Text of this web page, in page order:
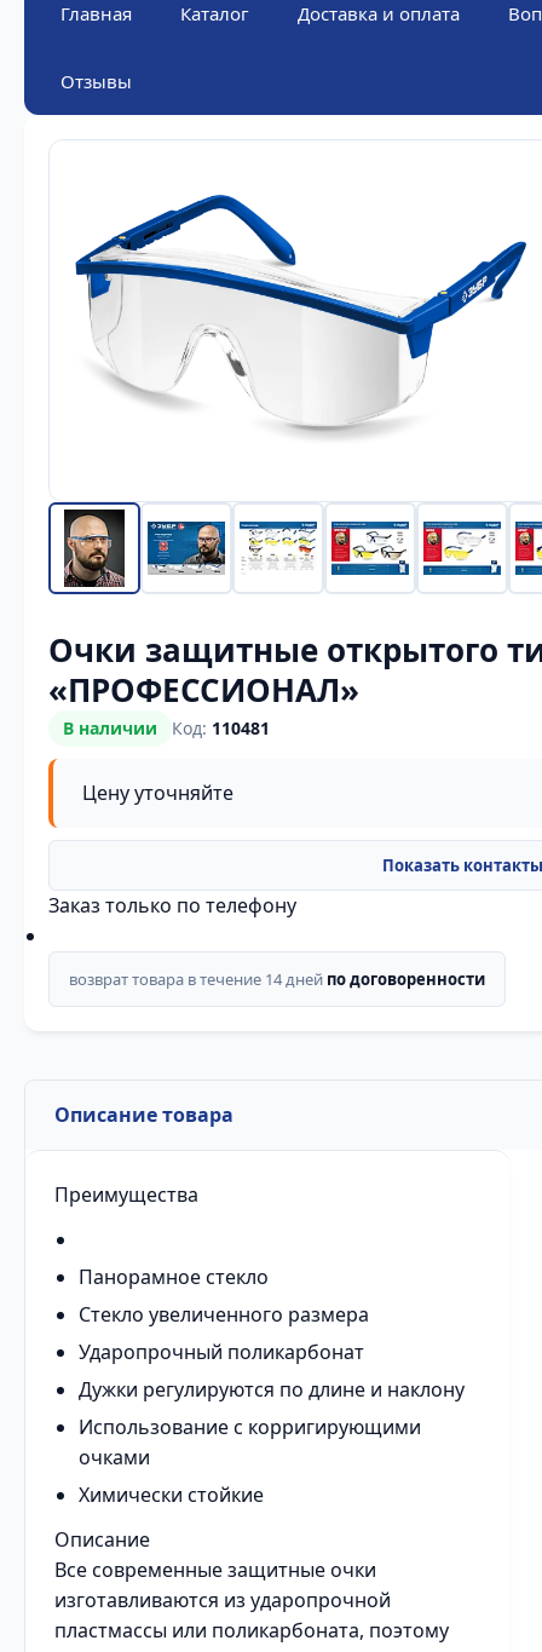
Главная Каталог Доставка и оплата
Отзывы
Очки защитные открытого
«ПРОФЕССИОНАЛ»
В наличии Код: 110481
Цену уточняйте
Заказ только по телефону
возврат товара в течение 14 дней по договоренности
Описание товара
Преимущества
Панорамное стекло
Стекло увеличенного размера
Ударопрочный поликарбонат
Дужки регулируются по длине и наклону
Использование с корригирующими
очками
Химически стойкие
Описание
Все современные защитные очки
изготавливаются из ударопрочной
пластмассы или поликарбоната, поэтому